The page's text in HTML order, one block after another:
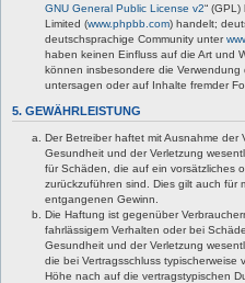
GNU General Public License v2“
Limited (www.phpbb.com) handelt;
deutschsprachige Community unter
haben keinen Einfluss auf die Art und
können insbesondere die
untersagen oder auf Inhalte fremder
5. GEWÄHRLEISTUNG
Der Betreiber haftet mit Ausnahme
Gesundheit und der Verletzung
für Schäden, die auf ein vorsätzliches
zurückzuführen sind. Dies gilt auch für
entgangenen Gewinn.
Die Haftung ist gegenüber
fahrlässigem Verhalten oder bei
Gesundheit und der Verletzung
die bei Vertragsschluss
Höhe nach auf die vertragstypischen